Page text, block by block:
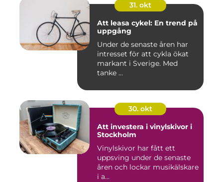
31. okt
Att leasa cykel: En trend på
uppgång
Under de senaste åren har
intresset för att cykla ökat
markant i Sverige. Med
tanke ...
30. okt
Att investera i vinylskivor i
Stockholm
Vinylskivor har fått ett
uppsving under de senaste
åren och lockar musikälskare
i a...